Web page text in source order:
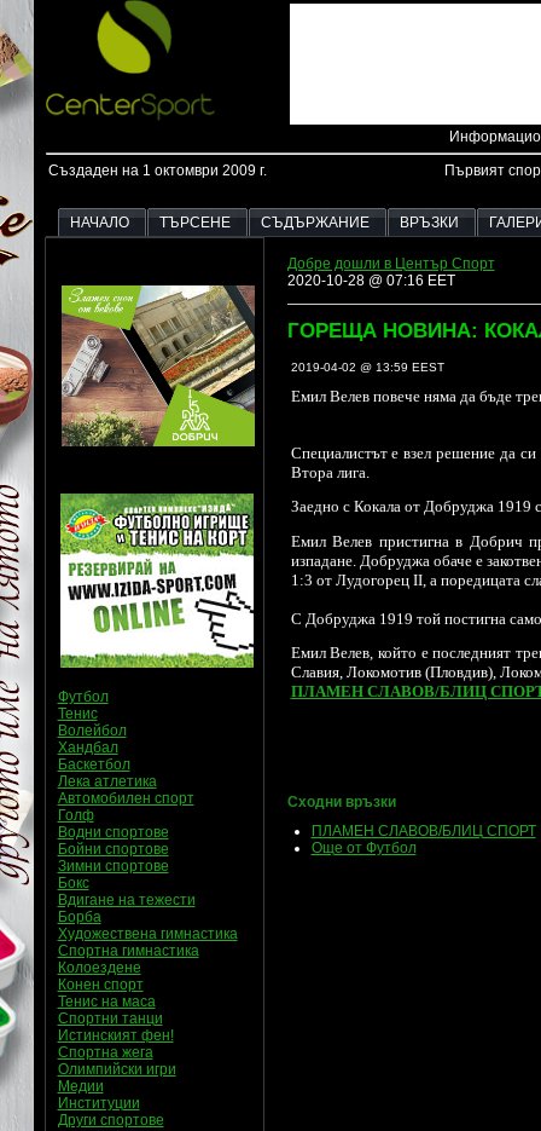
Създаден на 1 октомври 2009 г. Първият
НАЧАЛО ТЪРСЕНЕ СЪДЪРЖАНИЕ ВРЪЗКИ
Добре дошли в Център Спорт
2020-10-28 @ 07:16 EET
ГОРЕЩА НОВИНА:
2019-04-02 @ 13:59 EEST
Емил Велев повече няма да бъде
Специалистът е взел решение да
Втора лига.
Заедно с Кокала oт Добруджа 1919
Емил Велев пристигна в Добрич
изпадане. Добруджа обаче е
1:3 от Лудогорец II, а поредицата
С Добруджа 1919 той постигна
Емил Велев, който е последният
Славия, Локомотив (Пловдив),
ПЛАМЕН СЛАВОВ/БЛИЦ
Сходни връзки
ПЛАМЕН СЛАВОВ/БЛИЦ СПОРТ
Още от Футбол
Футбол
Тенис
Волейбол
Хандбал
Баскетбол
Лека атлетика
Автомобилен спорт
Голф
Водни спортове
Бойни спортове
Зимни спортове
Бокс
Вдигане на тежести
Борба
Художествена гимнастика
Спортна гимнастика
Колоездене
Конен спорт
Тенис на маса
Спортни танци
Истинският фен!
Спортна жега
Олимпийски игри
Медии
Институции
Други спортове